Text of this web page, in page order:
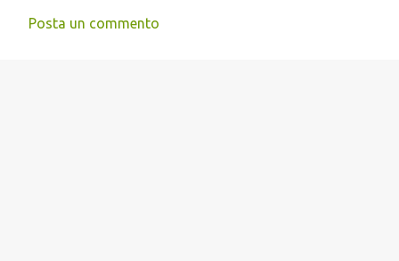
Posta un commento